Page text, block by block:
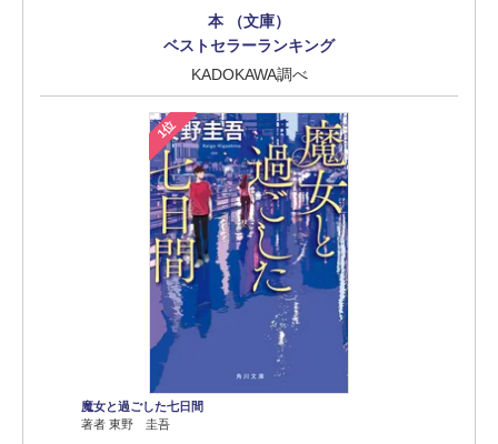
本 （文庫）
ベストセラーランキング
KADOKAWA調べ
1位
魔女と過ごした七日間
著者 東野 圭吾